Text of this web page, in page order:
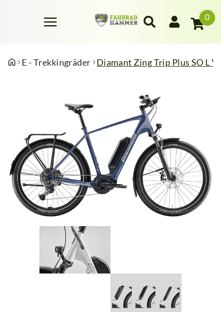
0
E - Trekkingräder Diamant Zing Trip Plus SO L